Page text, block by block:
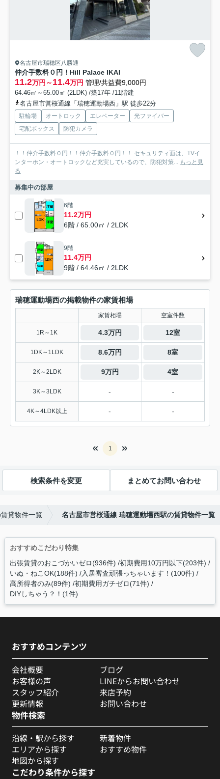
名古屋市瑞穂区八勝通
仲介手数料０円！Hill Palace IKAI
11.2万円～11.4万円 管理/共益費9,000円
64.46㎡～65.00㎡ (2LDK) /築17年 /11階建
名古屋市営桜通線「瑞穂運動場西」駅 徒歩22分
駐輪場 オートロック エレベーター
光ファイバー
宅配ボックス
防犯カメラ
！！仲介手数料０円！！仲介手数料０円！！ セキュリティ面は、TVイ
ンターホン・オートロックなど充実しているので、防犯対策... もっと見
る
募集中の部屋
6階
11.2万円
6階 / 65.00㎡ / 2LDK
9階
11.4万円
9階 / 64.46㎡ / 2LDK
瑞穂運動場西の掲載物件の家賃相場
家賃相場 空室件数
1R～1K 4.3万円 12室
1DK～1LDK 8.6万円 8室
2K～2LDK 9万円 4室
3K～3LDK - -
4K～4LDK以上 - -
1
検索条件を変更 まとめてお問い合わせ
貸物件一覧 名古屋市営桜通線 瑞穂運動場西駅の賃貸物件一覧
おすすめこだわり特集
出張賃貸のおこづかいゼロ(936件) 初期費用10万円以下(203件)
いぬ・ねこOK(188件) 入居審査頑張っちゃいます！(100件)
高所得者のみ(89件) 初期費用ガチゼロ(71件)
DIYしちゃう？！(1件)
おすすめコンテンツ
会社概要
お客様の声
スタッフ紹介
更新情報
ブログ
LINEからお問い合わせ
来店予約
お問い合わせ
物件検索
沿線・駅から探す
エリアから探す
地図から探す
新着物件
おすすめ物件
こだわり条件から探す